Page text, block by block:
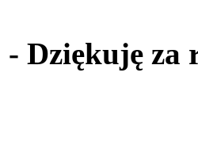
- Dziękuję za